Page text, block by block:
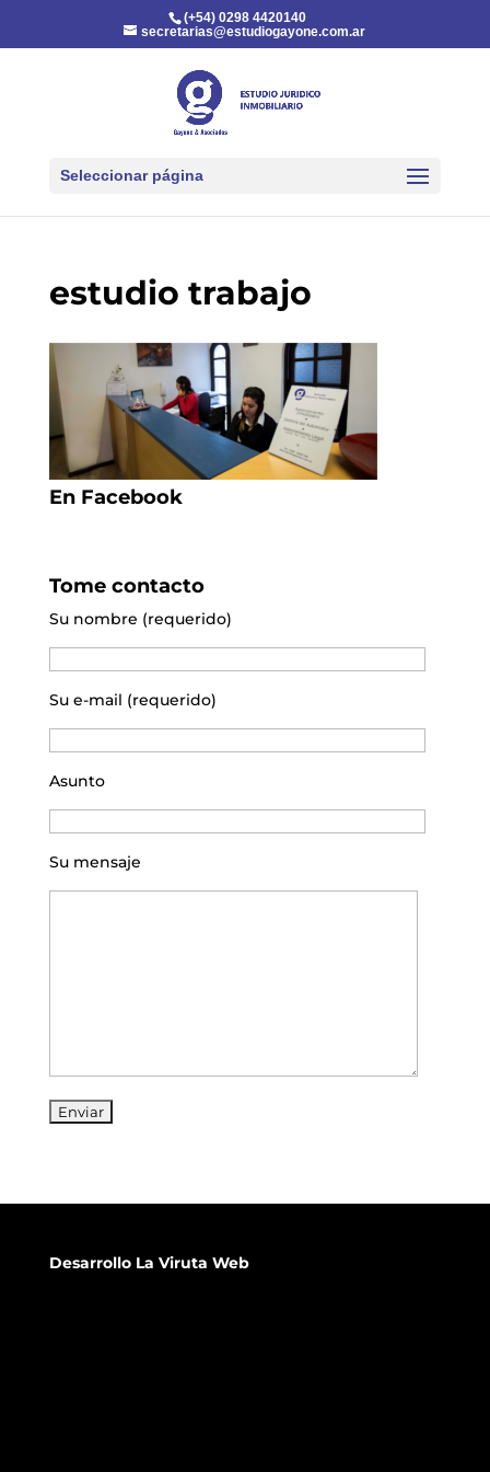
(+54) 0298 4420140
secretarias@estudiogayone.com.ar
Seleccionar página
estudio trabajo
En Facebook
Tome contacto
Su nombre (requerido)
Su e-mail (requerido)
Asunto
Su mensaje
Desarrollo La Viruta Web